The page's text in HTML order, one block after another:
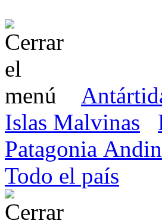
Islas Malvinas
Patagonia
Todo el país